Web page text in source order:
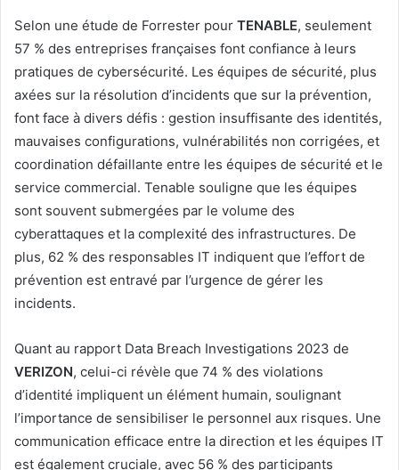
Selon une étude de Forrester pour TENABLE, seulement
57 % des entreprises françaises font confiance à leurs
pratiques de cybersécurité. Les équipes de sécurité, plus
axées sur la résolution d’incidents que sur la prévention,
font face à divers défis : gestion insuffisante des identités,
mauvaises configurations, vulnérabilités non corrigées, et
coordination défaillante entre les équipes de sécurité et le
service commercial. Tenable souligne que les équipes
sont souvent submergées par le volume des
cyberattaques et la complexité des infrastructures. De
plus, 62 % des responsables IT indiquent que l’effort de
prévention est entravé par l’urgence de gérer les
incidents.
Quant au rapport Data Breach Investigations 2023 de
VERIZON, celui-ci révèle que 74 % des violations
d’identité impliquent un élément humain, soulignant
l’importance de sensibiliser le personnel aux risques. Une
communication efficace entre la direction et les équipes IT
est également cruciale, avec 56 % des participants